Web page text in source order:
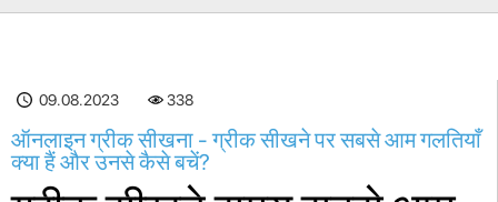
09.08.2023 338
ऑनलाइन ग्रीक सीखना - ग्रीक सीखने पर सबसे आम गलतियाँ
क्या हैं और उनसे कैसे बचें?